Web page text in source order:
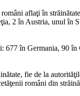
aflaţi în
2 în Austria, unul în
677 în Germania, 90 în
fie de la
români din